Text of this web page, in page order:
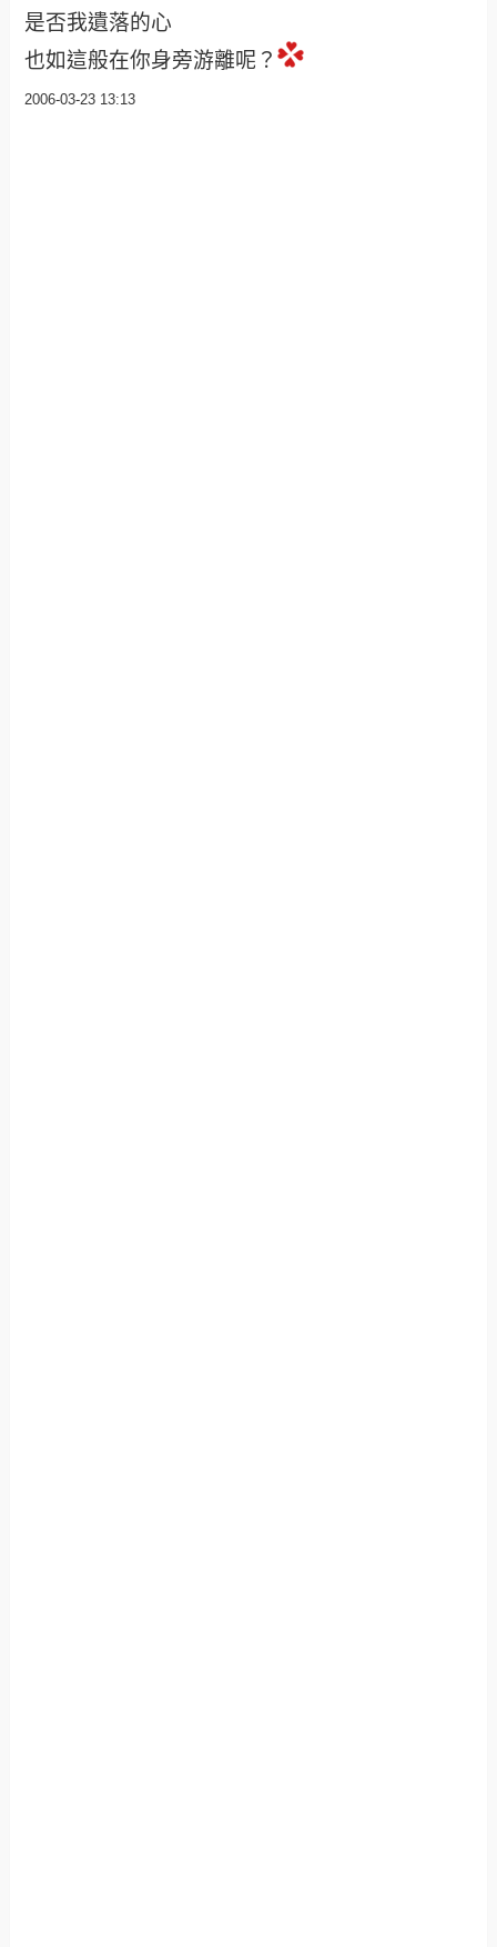
是否我遺落的心
也如這般在你身旁游離呢？
2006-03-23 13:13